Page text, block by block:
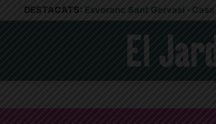
DESTACATS: Esvoranc Sant Gervasi ·